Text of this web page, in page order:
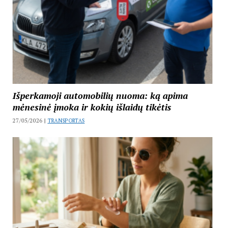
Išperkamoji automobilių nuoma: ką apima
mėnesinė įmoka ir kokių išlaidų tikėtis
27/05/2026 | TRANSPORTAS